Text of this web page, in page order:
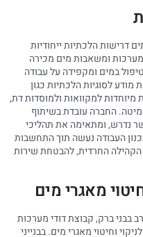
דרישות הלכתיות ייחודיות
מערכות ומשאבות מים מכירה
במים ומקפידה על עבודה
לסוגיות הלכתיות כגון
למקוואות ולמוסדות דת,
החברה עובדת בשיתוף
נדרש, ומתאימה את תהליכי
העבודה נעשה תוך התחשבות
החרדית, להבטחת שירות
מאגרי מים
בבני ברק, קבוצת דודי מערכות
וחיטוי מאגרי מים. בבנייני